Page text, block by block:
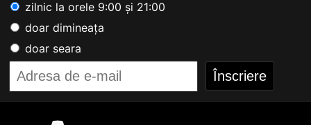
zilnic la orele 9:00 și 21:00
doar dimineața
doar seara